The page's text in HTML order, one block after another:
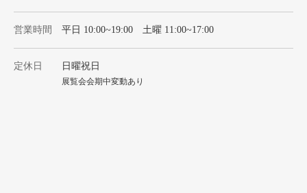
営業時間 平日 10:00~19:00 土曜 11:00~17:00
定休日 日曜祝日
展覧会会期中変動あり